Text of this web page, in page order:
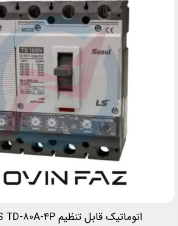
اتوماتیک قابل تنظیم LS TD-80A-4P